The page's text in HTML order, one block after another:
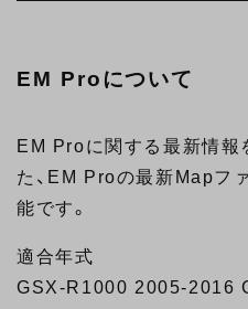
EM Proについて
EM Proに関する最新情報
た、EM Proの最新Mapフ
能です。
適合年式
GSX-R1000 2005-2016